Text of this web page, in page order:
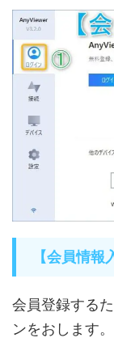
【会員情
会員登録する
ンをおします。